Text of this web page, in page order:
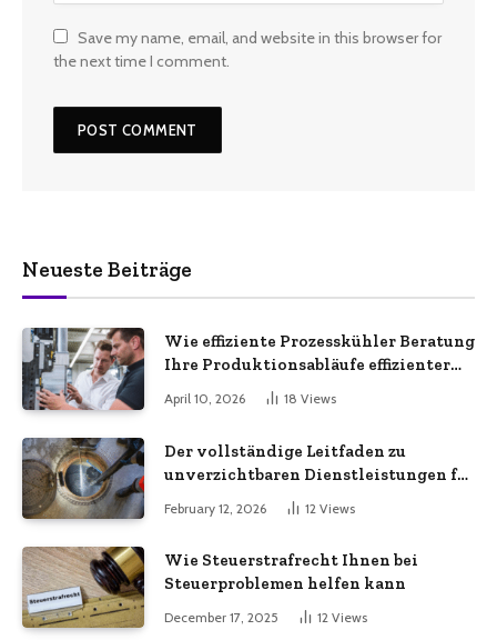
Save my name, email, and website in this browser for
the next time I comment.
Neueste Beiträge
Wie effiziente Prozesskühler Beratung
Ihre Produktionsabläufe effizienter
April 10, 2026 18 Views
Der vollständige Leitfaden zu
unverzichtbaren Dienstleistungen für
eine sichere und effiziente
Gewerbeimmobilie
February 12, 2026 12 Views
Wie Steuerstrafrecht Ihnen bei
Steuerproblemen helfen kann
December 17, 2025 12 Views